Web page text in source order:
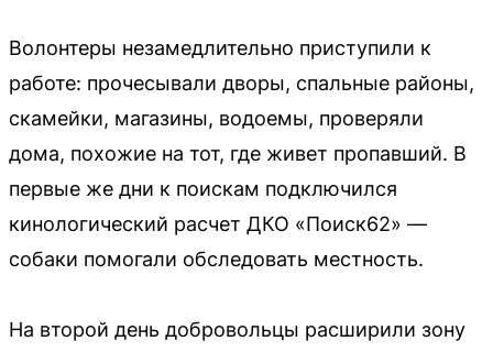
Волонтеры незамедлительно приступили к
работе: прочесывали дворы, спальные районы,
скамейки, магазины, водоемы, проверяли
дома, похожие на тот, где живет пропавший. В
первые же дни к поискам подключился
кинологический расчет ДКО «Поиск62» —
собаки помогали обследовать местность.
На второй день добровольцы расширили зону